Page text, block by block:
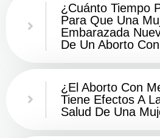
¿Cuánto Tiempo
Para Que Una
Embarazada
De Un Aborto
¿El Aborto Con
Tiene Efectos A
Salud De Una